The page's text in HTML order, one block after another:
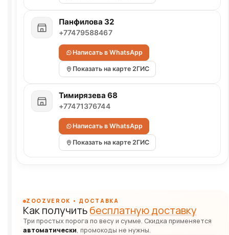
Панфилова 32
+77479588467
Написать в WhatsApp
Показать на карте 2ГИС
Тимирязева 68
+77471376744
Написать в WhatsApp
Показать на карте 2ГИС
ZOOZVEROK • ДОСТАВКА
Как получитьбесплатную доставку
Три простых порога по весу и сумме. Скидка применяется
автоматически, промокоды не нужны.